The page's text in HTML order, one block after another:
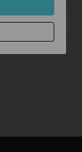
S'enregistrer